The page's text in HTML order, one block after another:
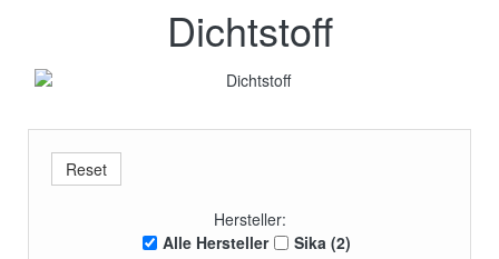
Dichtstoff
Hersteller:
Alle Hersteller
Sika (2)